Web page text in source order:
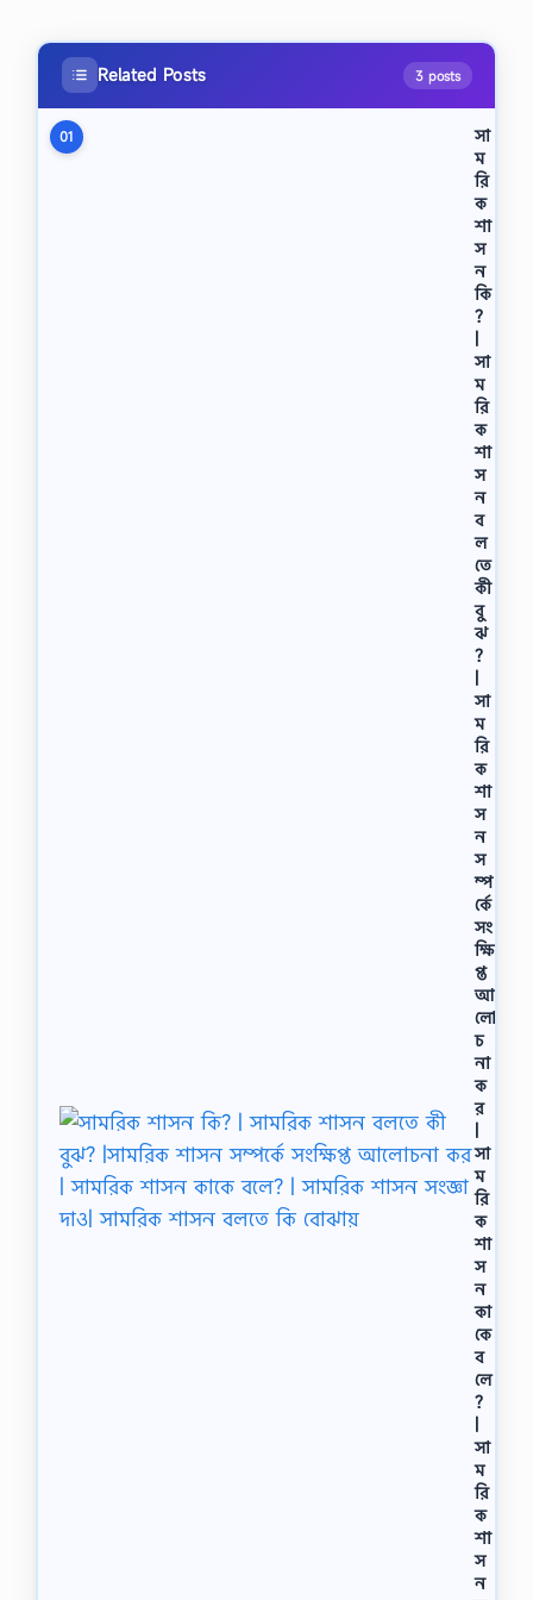
Related Posts 3 posts
01
সা
ম
রি
ক
শা
স
ন
কি
?
|
সা
ম
রি
ক
শা
স
ন
ব
ল
তে
কী
বু
ঝ
?
|
সা
ম
রি
ক
শা
স
ন
স
ম্প
র্কে
সং
ক্ষি
প্ত
আ
লো
চ
না
ক
র
|
সা
ম
রি
ক
শা
স
ন
কা
কে
ব
লে
?
|
সা
ম
রি
ক
শা
স
ন